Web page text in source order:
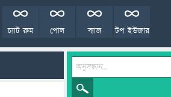
টপ ইউজার
ব্যাজ
পোল
চ্যাট রুম